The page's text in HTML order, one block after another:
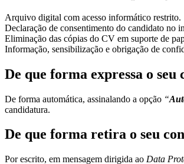
Arquivo digital com acesso informático restrito.
Declaração de consentimento do candidato no
Eliminação das cópias do CV em suporte de
Informação, sensibilização e obrigação de
De que forma expressa o seu
De forma automática, assinalando a opção “
candidatura.
De que forma retira o seu
Por escrito, em mensagem dirigida ao Data